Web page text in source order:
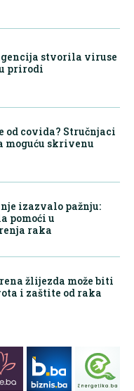
stvorila viruse
prirodi
od covida? Stručnjaci
moguću skrivenu
izazvalo pažnju:
pomoći u
raka
žlijezda može biti
i zaštite od raka